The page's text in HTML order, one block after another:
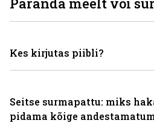
Kes kirjutas piibli?
Seitse surmapattu: miks
pidama kõige